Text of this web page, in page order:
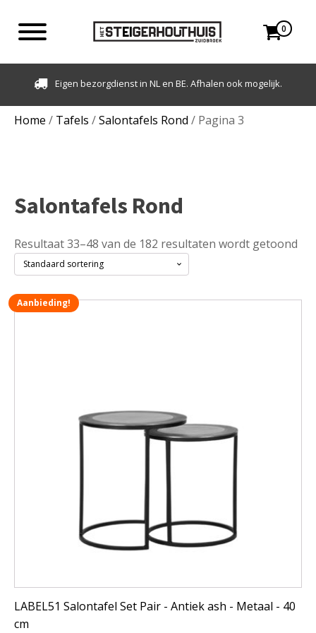
0
Klantbeoordeling: 9,3 - 500+ beoordelingen
Home / Tafels /Salontafels Rond / Pagina 3
Salontafels Rond
Resultaat 33–48 van de 182 resultaten wordt getoond
Aanbieding!
LABEL51 Salontafel Set Pair - Antiek ash - Metaal - 40
cm